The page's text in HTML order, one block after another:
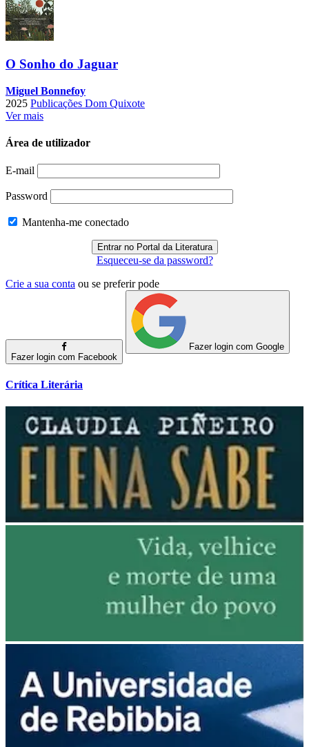
O Sonho do Jaguar
Miguel Bonnefoy
2025 Publicações Dom Quixote
Ver mais
Área de utilizador
E-mail
Password
Mantenha-me conectado
Esqueceu-se da password?
Crie a sua conta ou se preferir pode
Fazer login com Facebook
Fazer login com Google
Crítica Literária